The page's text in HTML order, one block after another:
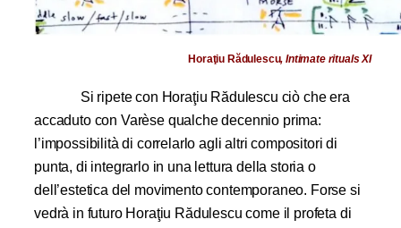
Horaţiu Rădulescu, Intimate rituals XI
Si ripetecon Horaţiu Rădulescu ciò che era
accaduto con Varèse qualche decennio prima:
l’impossibilità di correlarlo agli altri compositori di
punta, di integrarlo in una lettura della storia o
dell’estetica del movimento contemporaneo. Forse si
vedrà in futuro Horaţiu Rădulescu come il profeta di